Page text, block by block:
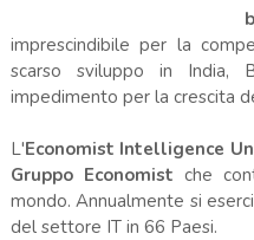
imprescindibile per la
scarso sviluppo in India,
impedimento per la crescita
L'Economist Intelligence
Gruppo Economist che
mondo. Annualmente si
del settore IT in 66 Paesi.